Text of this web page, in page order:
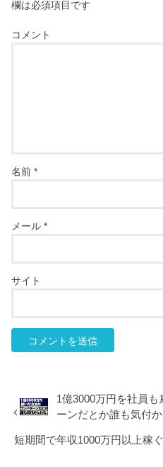
欄は必須項目です
コメント
名前*
メール*
サイト
1億3000万円を社員
ーンだとか誰も気付か
短期間で年収1000万円以上稼